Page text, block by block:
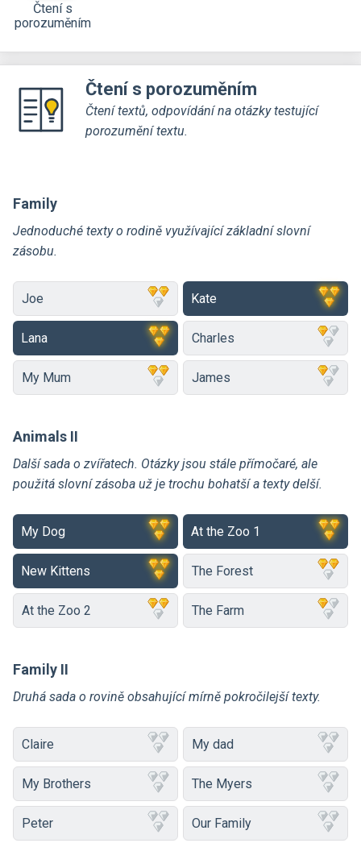
Čtení s
porozuměním
Čtení s porozuměním
Čtení textů, odpovídání na otázky testující
porozumění textu.
Family
Jednoduché texty o rodině využívající základní slovní
zásobu.
Joe Kate
Lana Charles
My Mum James
Animals II
Další sada o zvířatech. Otázky jsou stále přímočaré, ale
použitá slovní zásoba už je trochu bohatší a texty delší.
My Dog At the Zoo 1
New Kittens The Forest
At the Zoo 2 The Farm
Family II
Druhá sada o rovině obsahující mírně pokročilejší texty.
Claire My dad
My Brothers The Myers
Peter Our Family